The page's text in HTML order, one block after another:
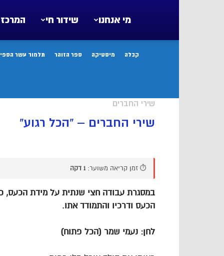
המרכז שידור חי מי אנחנו
קבלה מיסטיקה ספר הזוהר תלמוד עשר
שירי החברים
שירי החברים – “הכל רגוע”
⏱️ זמן קריאה משוער: 1 דקה
במסגרת עבודה חצי שנתית על מידת הכעס,
הכעס ודרכיו והתמודד אתו.
לחן: נעמי שמר (הכל פתוח)